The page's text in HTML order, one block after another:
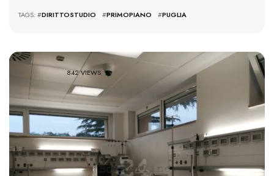
TAGS: #DIRITTOSTUDIO #PRIMOPIANO #PUGLIA
842 VIEWS